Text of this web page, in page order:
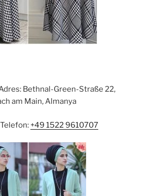
Bethnal-Green-Straße 22,
am Main, Almanya
Telefon: +49 1522 9610707